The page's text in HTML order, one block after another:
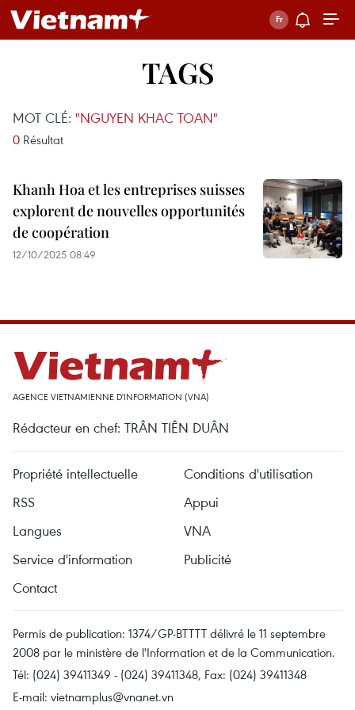
TAGS
MOT CLÉ: "NGUYEN KHAC TOAN"
0 Résultat
Khanh Hoa et les entreprises suisses
explorent de nouvelles opportunités
de coopération
12/10/2025 08:49
AGENCE VIETNAMIENNE D'INFORMATION (VNA)
Rédacteur en chef: TRÂN TIÊN DUÂN
Propriété intellectuelle
Conditions d'utilisation
RSS
Appui
Langues
VNA
Service d'information
Publicité
Contact
Permis de publication: 1374/GP-BTTTT délivré le 11 septembre
2008 par le ministère de l'Information et de la Communication.
Tél: (024) 39411349 - (024) 39411348, Fax: (024) 39411348
E-mail: vietnamplus@vnanet.vn